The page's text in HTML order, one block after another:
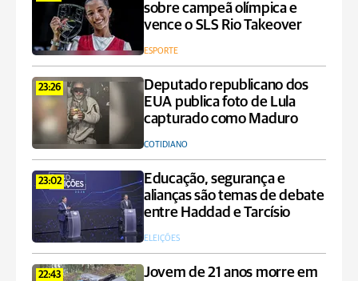
sobre campeã olímpica e
vence o SLS Rio Takeover
ESPORTE
23:26
Deputado republicano dos
EUA publica foto de Lula
capturado como Maduro
COTIDIANO
23:02
Educação, segurança e
alianças são temas de debate
entre Haddad e Tarcísio
ELEIÇÕES
22:43
Jovem de 21 anos morre em